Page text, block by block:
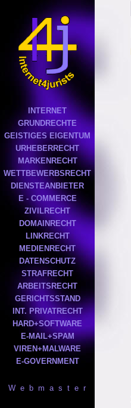
INTERNET
GRUNDRECHTE
GEISTIGES EIGENTUM
URHEBERRECHT
MARKENRECHT
WETTBEWERBSRECHT
DIENSTEANBIETER
E - COMMERCE
ZIVILRECHT
DOMAINRECHT
LINKRECHT
MEDIENRECHT
DATENSCHUTZ
STRAFRECHT
ARBEITSRECHT
GERICHTSSTAND
INT. PRIVATRECHT
HARD+SOFTWARE
E-MAIL+SPAM
VIREN+MALWARE
E-GOVERNMENT
W e b m a s t e r